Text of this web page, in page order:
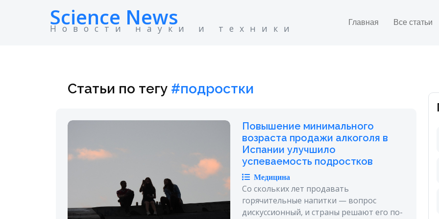
Science News
Новости науки и техники
Главная Все статьи
Статьи по тегу #подростки
Повышение минимального
возраста продажи алкоголя в
Испании улучшило
успеваемость подростков
Медицина
Со скольких лет продавать
горячительные напитки — вопрос
дискуссионный, и страны решают его по-